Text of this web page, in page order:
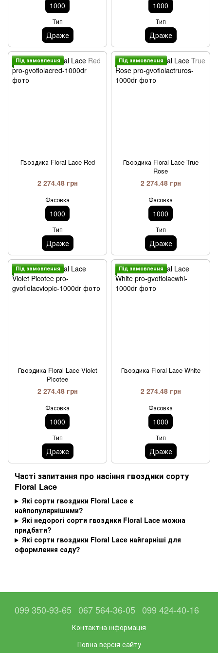
1000
Тип
Драже
1000
Тип
Драже
Пiд замовлення
Гвоздика Floral Lace Red
2 274.48 грн
Фасовка
1000
Тип
Драже
Пiд замовлення
Гвоздика Floral Lace True
Rose
2 274.48 грн
Фасовка
1000
Тип
Драже
Пiд замовлення
Гвоздика Floral Lace Violet
Picotee
2 274.48 грн
Фасовка
1000
Тип
Драже
Пiд замовлення
Гвоздика Floral Lace White
2 274.48 грн
Фасовка
1000
Тип
Драже
Часті запитання про насіння гвоздики сорту
Floral Lace
Які сорти гвоздики Floral Lace є
найпопулярнішими?
Які недорогі сорти гвоздики Floral Lace можна
придбати?
Які сорти гвоздики Floral Lace найгарніші для
оформлення саду?
099 350-93-65 067 564-36-05 099 424-40-16
Контактна інформація
Повна версія сайту